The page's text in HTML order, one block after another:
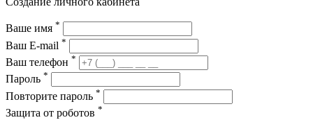
Ваше имя *
Ваш E-mail *
Ваш телефон *
Пароль *
Повторите пароль *
Защита от роботов *